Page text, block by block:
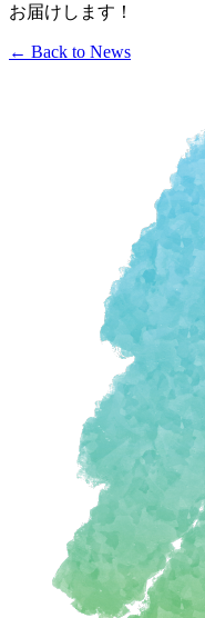
お届けします！
← Back to News